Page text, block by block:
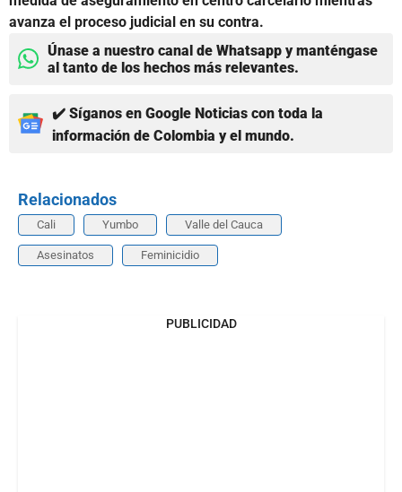
avanza el proceso judicial en su contra.
Únase a nuestro canal de Whatsapp y manténgase
al tanto de los hechos más relevantes.
✔️ Síganos en Google Noticias con toda la
información de Colombia y el mundo.
Relacionados
Cali Yumbo Valle del Cauca
Asesinatos Feminicidio
PUBLICIDAD